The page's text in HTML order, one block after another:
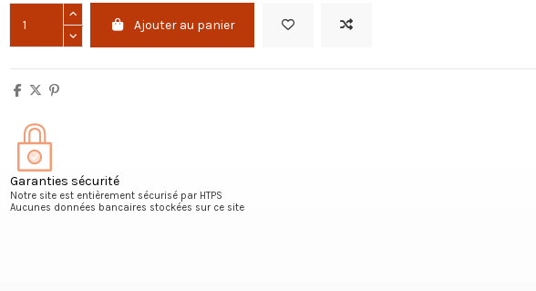
Ajouter au panier
Garanties sécurité
Notre site est entièrement sécurisé par HTPS
Aucunes données bancaires stockées sur ce site